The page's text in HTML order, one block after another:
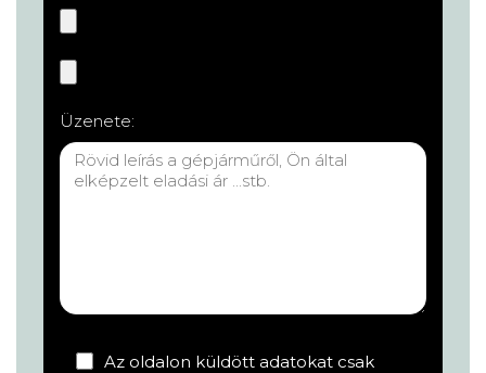
Üzenete:
Az oldalon küldött adatokat csak